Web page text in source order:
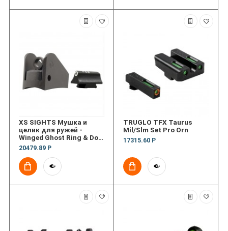
XS SIGHTS Мушка и
целик для ружей -
Winged Ghost Ring & Dot
Front
20479.89 Р
TRUGLO TFX Taurus
Mil/Slm Set Pro Orn
17315.60 Р